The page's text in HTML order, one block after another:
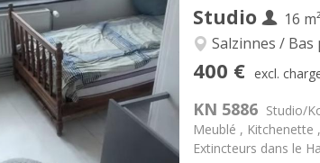
Studio
16 m²
Salzinnes / Bas
400 € excl.
KN 5886 Studio/
Meublé , Kitchenette
Extincteurs dans le
Info
€
75 €
12 months, 11 months, 10
5-6 months
Allowed
Arrangement
Bathroom:
Surface:16 m2